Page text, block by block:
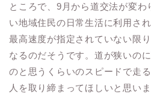
ところで、9月から道交法が変わ
い地域住民の日常生活に利用さ
最高速度が指定されていない限
なるのだそうです。道が狭いの
のと思うくらいのスピードで走
人を取り締まってほしいと思い